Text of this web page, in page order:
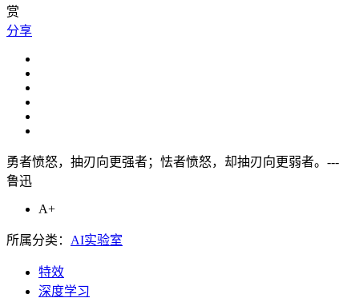
赏
分享
勇者愤怒，抽刃向更强者；怯者愤怒，却抽刃向更弱者。---
鲁迅
A+
所属分类： AI实验室
特效
深度学习